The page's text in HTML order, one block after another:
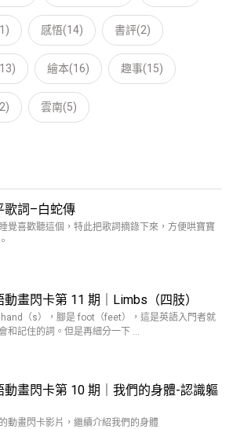
感悟(14) 書評(2)
繪本(16) 趣事(15)
雲南(5)
歌詞–白蛇傳
覺喜歡聽這個，特此把歌詞摘錄下來，方便哄寶寶
動畫閃卡第 11 期｜Limbs（四肢）
（s），腳是 foot（feet），這是英語入門者就
和記住的詞。但是再細分一下 …
動畫閃卡第 10 期｜我們的身體-認識軀
動畫閃卡影片，繼續介紹我們的身體